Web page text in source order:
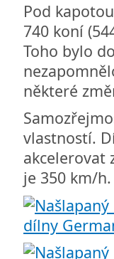
Pod
740 koní
Toho bylo
některé
vlastností.
akcelerovat
je 350 km/h.